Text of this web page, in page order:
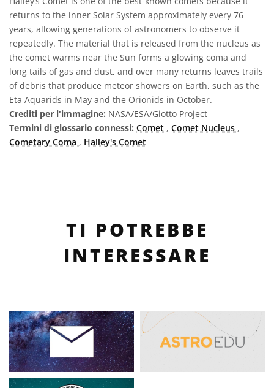
returns to the inner Solar System approximately every 76
years, allowing generations of astronomers to observe it
repeatedly. The material that is released from the nucleus as
the comet warms near the Sun forms a glowing coma and
long tails of gas and dust, and over many returns leaves trails
of debris that produce meteor showers on Earth, such as the
Eta Aquarids in May and the Orionids in October.
Crediti per l'immagine: NASA/ESA/Giotto Project
Termini di glossario connessi: Comet , Comet Nucleus ,
Cometary Coma , Halley's Comet
TI POTREBBE
INTERESSARE